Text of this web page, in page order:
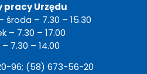
pracy Urzędu
środa – 7.30 – 15.30
– 7.30 – 17.00
7.30 – 14.00
96; (58) 673-56-20